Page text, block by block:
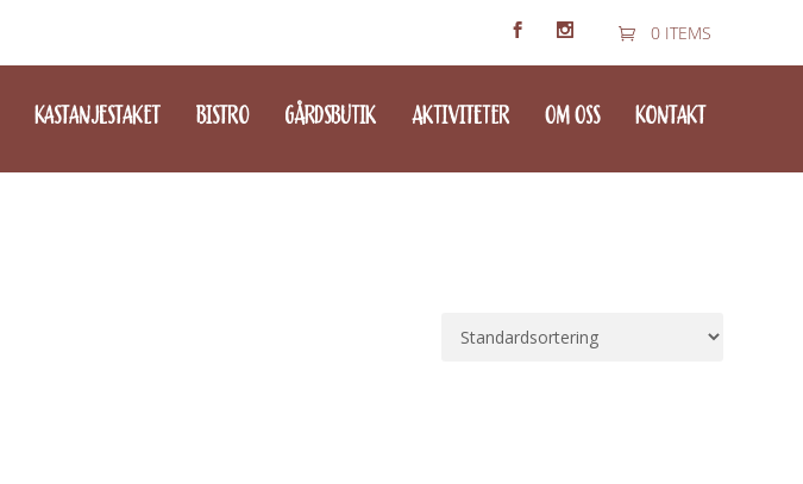
0 ITEMS
KASTANJESTAKET BISTRO GÅRDSBUTIK AKTIVITETER OM OSS KONTAKT